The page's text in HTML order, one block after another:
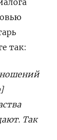
так:
Так